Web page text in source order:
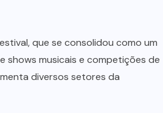
que se consolidou como um
shows musicais e competições de
diversos setores da